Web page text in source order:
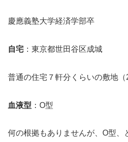
慶應義塾大学経済学部卒
自宅 ：東京都世田谷区成城
普通の住宅７軒分くらいの敷地（
血液型 ：O型
何の根拠もありませんが、O型、